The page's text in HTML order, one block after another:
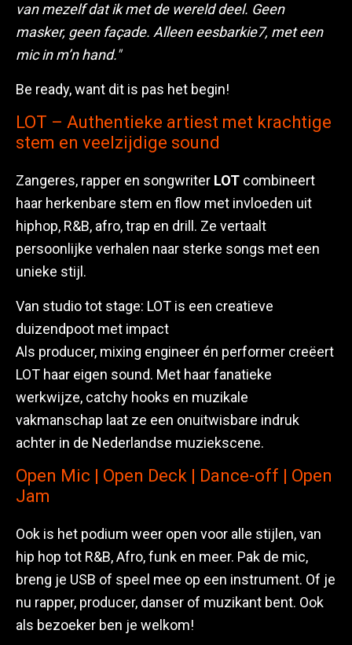
van mezelf dat ik met de wereld deel. Geen
masker, geen façade. Alleen eesbarkie7, met een
mic in m’n hand."
Be ready, want dit is pas het begin!
LOT – Authentieke artiest met krachtige
stem en veelzijdige sound
Zangeres, rapper en songwriter LOT combineert
haar herkenbare stem en flow met invloeden uit
hiphop, R&B, afro, trap en drill. Ze vertaalt
persoonlijke verhalen naar sterke songs met een
unieke stijl.
Van studio tot stage: LOT is een creatieve
duizendpoot met impact
Als producer, mixing engineer én performer creëert
LOT haar eigen sound. Met haar fanatieke
werkwijze, catchy hooks en muzikale
vakmanschap laat ze een onuitwisbare indruk
achter in de Nederlandse muziekscene.
Open Mic | Open Deck | Dance-off | Open
Jam
Ook is het podium weer open voor alle stijlen, van
hip hop tot R&B, Afro, funk en meer. Pak de mic,
breng je USB of speel mee op een instrument. Of je
nu rapper, producer, danser of muzikant bent. Ook
als bezoeker ben je welkom!